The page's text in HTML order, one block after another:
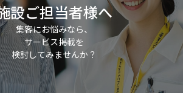
設ご担当者様へ
集客にお悩みなら、
サービス掲載を
検討してみませんか？